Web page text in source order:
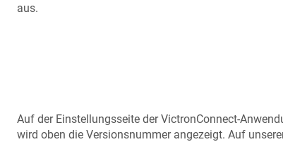
aus.
Auf der Einstellungsseite der VictronConnect-
wird oben die Versionsnummer angezeigt. Auf